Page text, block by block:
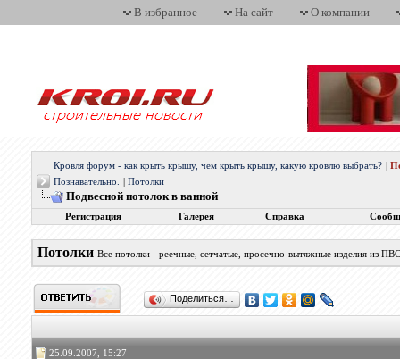
В избранное На сайт О компании
Кровля форум - как крыть крышу, чем крыть крышу, какую кровлю выбрать?
Познавательно.
Потолки
Подвесной потолок в ванной
Регистрация Галерея Справка
Потолки Все потолки - реечные, сетчатые, просечно-вытяжные изделия из
Поделиться…
25.09.2007, 15:27